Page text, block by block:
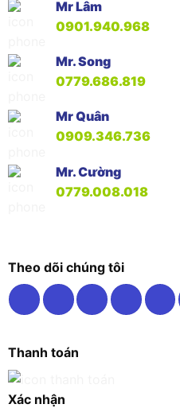
Mr Lâm
0901.940.968
Mr. Song
0779.686.819
Mr Quân
0909.346.736
Mr. Cường
0779.008.018
Theo dõi chúng tôi
Thanh toán
Xác nhận